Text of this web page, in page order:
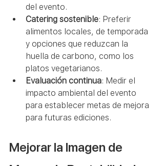
del evento.
Catering sostenible: Preferir
alimentos locales, de temporada
y opciones que reduzcan la
huella de carbono, como los
platos vegetarianos.
Evaluación continua: Medir el
impacto ambiental del evento
para establecer metas de mejora
para futuras ediciones.
Mejorar la Imagen de